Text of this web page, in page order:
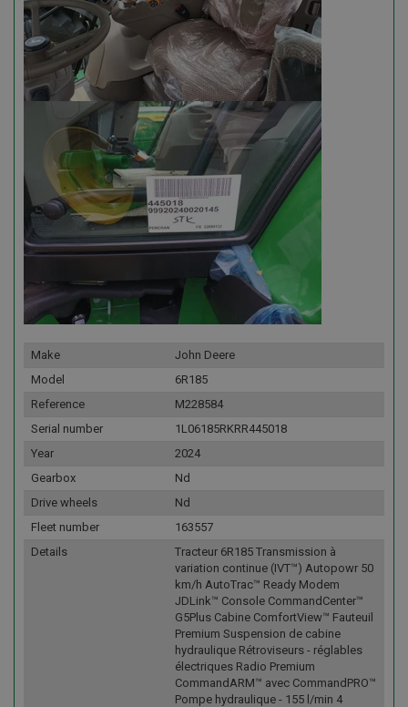
Make
John Deere
Model
6R185
Reference
M228584
Serial number
1L06185RKRR445018
Year
2024
Gearbox
Nd
Drive wheels
Nd
Fleet number
163557
Details
Tracteur 6R185 Transmission à
variation continue (IVT™) Autopowr 50
km/h AutoTrac™ Ready Modem
JDLink™ Console CommandCenter™
G5Plus Cabine ComfortView™ Fauteuil
Premium Suspension de cabine
hydraulique Rétroviseurs - réglables
électriques Radio Premium
CommandARM™ avec CommandPRO™
Pompe hydraulique - 155 l/min 4